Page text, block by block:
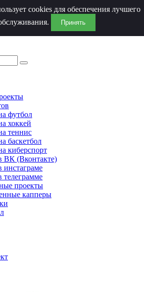
футбол
хоккей
теннис
баскетбол
киберспорт
ВК (Вконтакте)
инстаграме
телеграмме
проекты
капперы
cookies для обеспечения лучшего
Принять